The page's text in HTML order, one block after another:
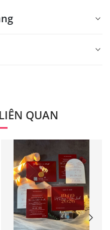
có thông tin chính xác.
gồm bản đồ, quý khách
phí 300 - 500 đồng 1
QUAN